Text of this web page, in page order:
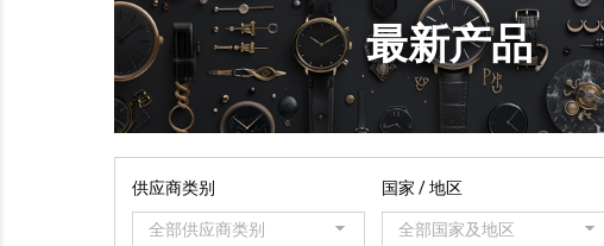
最新产品
供应商类别
全部供应商类别
国家 / 地区
全部国家及地区